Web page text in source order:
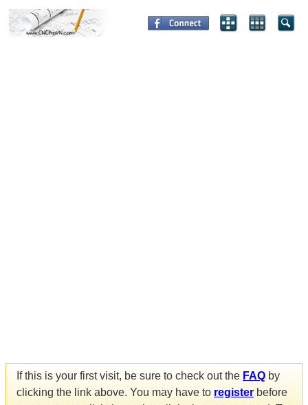
If this is your first visit, be sure to check out the FAQ by
clicking the link above. You may have to register before